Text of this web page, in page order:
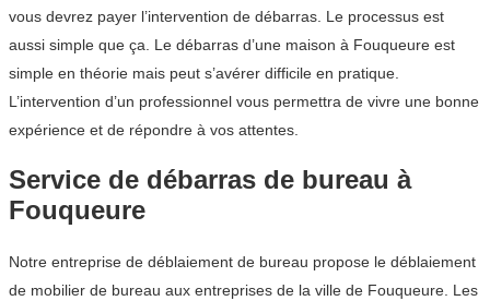
vous devrez payer l’intervention de débarras. Le processus est
aussi simple que ça. Le débarras d’une maison à Fouqueure est
simple en théorie mais peut s’avérer difficile en pratique.
L’intervention d’un professionnel vous permettra de vivre une bonne
expérience et de répondre à vos attentes.
Service de débarras de bureau à
Fouqueure
Notre entreprise de déblaiement de bureau propose le déblaiement
de mobilier de bureau aux entreprises de la ville de Fouqueure. Les